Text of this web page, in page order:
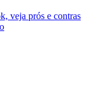
veja prós e contras